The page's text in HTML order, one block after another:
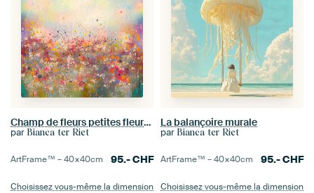
Champ de fleurs petites fleurs colorées
par Bianca ter Riet
ArtFrame™ –40×40cm 95.-CHF
Choisissez vous-même la dimension
La balançoire murale
par Bianca ter Riet
ArtFrame™ –40×40cm 95.-CHF
Choisissez vous-même la dimension